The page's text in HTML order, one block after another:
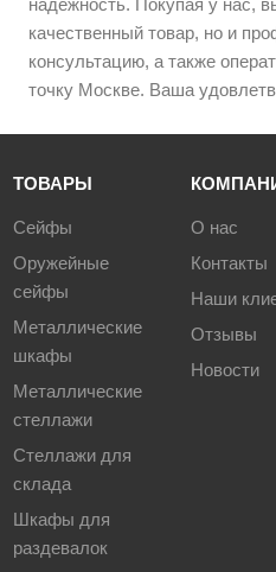
надежность. Покупая у нас,
качественный товар, но и
консультацию, а также
точку Москве. Ваша
ТОВАРЫ
Сейфы
Оружейные
сейфы
Металлические
шкафы
Металлические
стеллажи
Стеллажи для
склада
Шкафы для
раздевалок
О нас
Контакты
Наши
Отзывы
Новости